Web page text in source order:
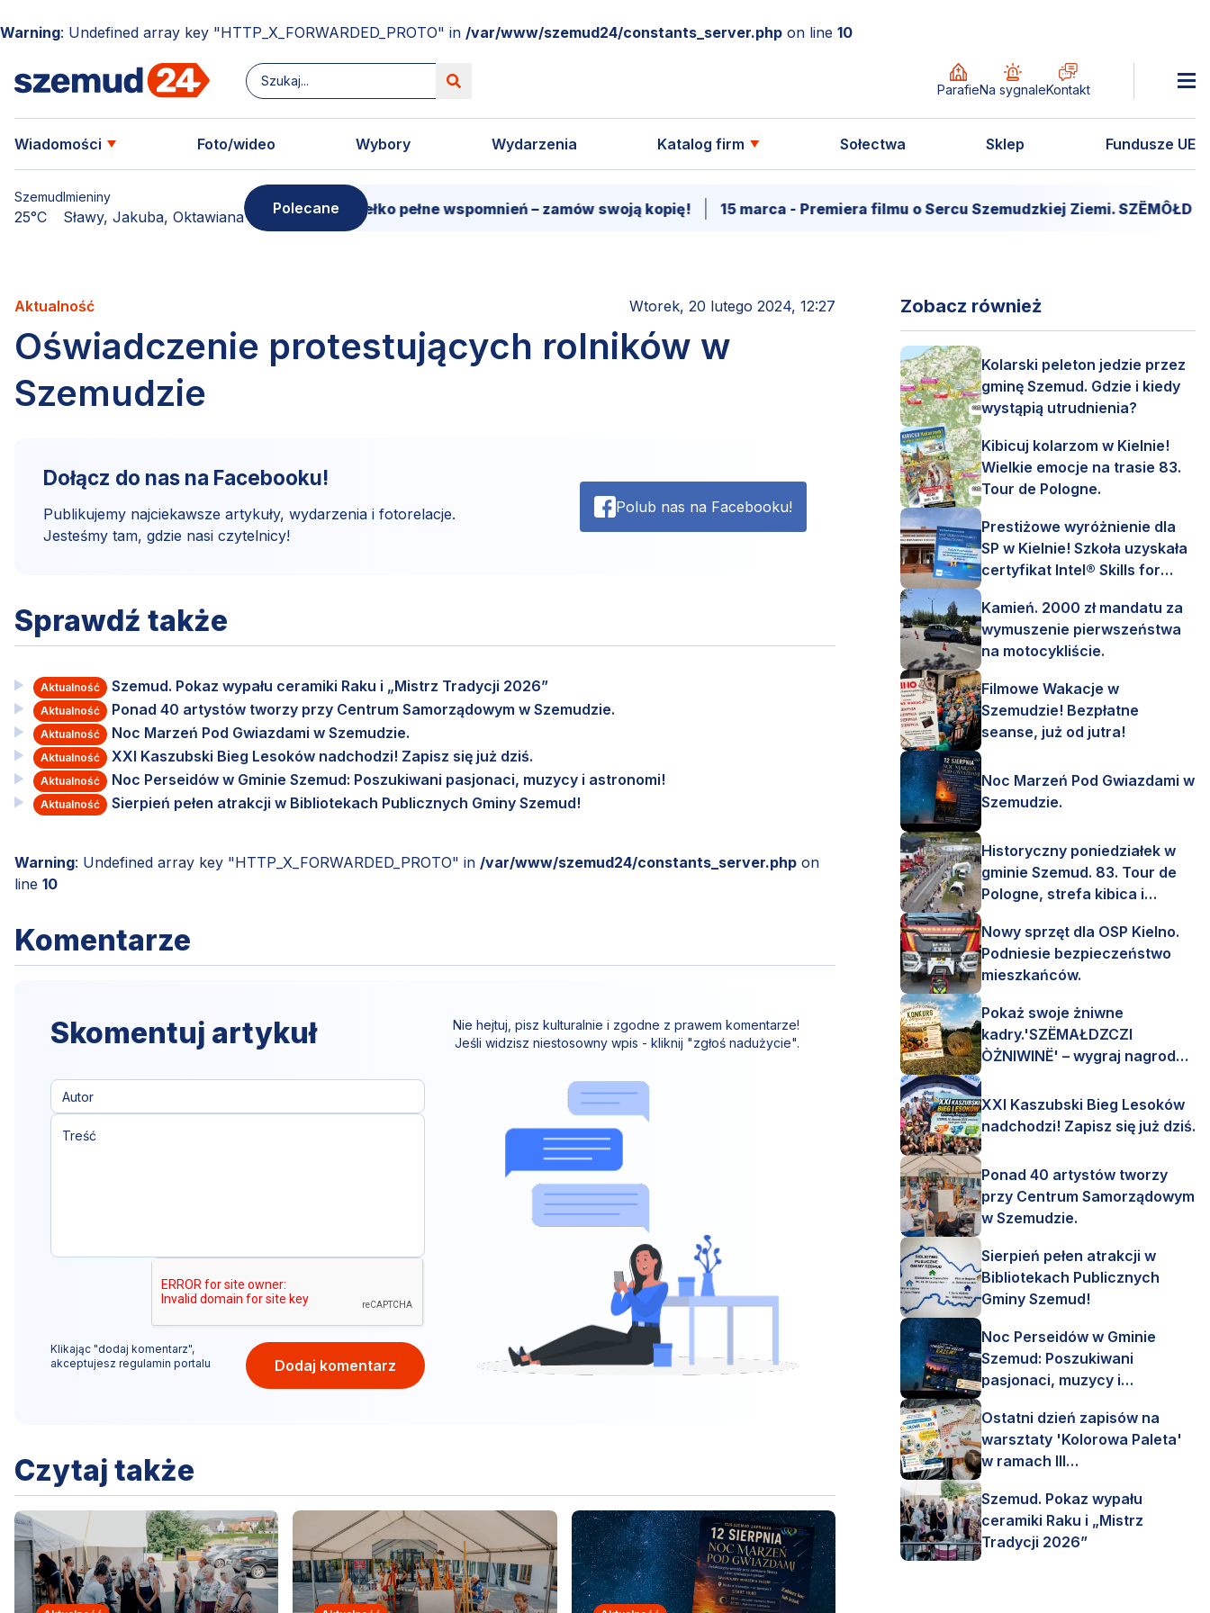
Warning: Undefined array key "HTTP_X_FORWARDED_PROTO" in /var/www/szemud24/constants_server.php on line 10
ParafieNa sygnaleKontakt
Wiadomości Foto/wideo Wybory Wydarzenia Katalog firm Sołectwa Sklep Fundusze UE
Szemud
25°C
Imieniny
Sławy, Jakuba, Oktawiana Polecane
Donimierz i Szemud. Filmowe pudełko pełne wspomnień – zamów swoją kopię! 15 marca - Premiera filmu o Sercu Szemudzkiej Ziemi. SZËMÔŁD –
Aktualność Wtorek, 20 lutego 2024, 12:27
Oświadczenie protestujących rolników w
Szemudzie
Dołącz do nas na Facebooku!
Publikujemy najciekawsze artykuły, wydarzenia i fotorelacje.
Jesteśmy tam, gdzie nasi czytelnicy!
Polub nas na Facebooku!
Sprawdź także
Aktualność Szemud. Pokaz wypału ceramiki Raku i „Mistrz Tradycji 2026”
Aktualność Ponad 40 artystów tworzy przy Centrum Samorządowym w Szemudzie.
Aktualność Noc Marzeń Pod Gwiazdami w Szemudzie.
Aktualność XXI Kaszubski Bieg Lesoków nadchodzi! Zapisz się już dziś.
Aktualność Noc Perseidów w Gminie Szemud: Poszukiwani pasjonaci, muzycy i astronomi!
Aktualność Sierpień pełen atrakcji w Bibliotekach Publicznych Gminy Szemud!
Warning: Undefined array key "HTTP_X_FORWARDED_PROTO" in /var/www/szemud24/constants_server.php on
line 10
Komentarze
Skomentuj artykuł
Klikając "dodaj komentarz",
akceptujesz regulamin portalu Dodaj komentarz
Nie hejtuj, pisz kulturalnie i zgodne z prawem komentarze!
Jeśli widzisz niestosowny wpis - kliknij "zgłoś nadużycie".
Czytaj także
Zobacz również
Kolarski peleton jedzie przez
gminę Szemud. Gdzie i kiedy
wystąpią utrudnienia?
Kibicuj kolarzom w Kielnie!
Wielkie emocje na trasie 83.
Tour de Pologne.
Prestiżowe wyróżnienie dla
SP w Kielnie! Szkoła uzyskała
certyfikat Intel® Skills for
Kamień. 2000 zł mandatu za
wymuszenie pierwszeństwa
na motocykliście.
Filmowe Wakacje w
Szemudzie! Bezpłatne
seanse, już od jutra!
Noc Marzeń Pod Gwiazdami w
Szemudzie.
Historyczny poniedziałek w
gminie Szemud. 83. Tour de
Pologne, strefa kibica i
Nowy sprzęt dla OSP Kielno.
Podniesie bezpieczeństwo
mieszkańców.
Pokaż swoje żniwne
kadry.'SZËMAŁDZCZI
ÒŻNIWINË' – wygraj nagrody
XXI Kaszubski Bieg Lesoków
nadchodzi! Zapisz się już dziś.
Ponad 40 artystów tworzy
przy Centrum Samorządowym
w Szemudzie.
Sierpień pełen atrakcji w
Bibliotekach Publicznych
Gminy Szemud!
Noc Perseidów w Gminie
Szemud: Poszukiwani
pasjonaci, muzycy i
Ostatni dzień zapisów na
warsztaty 'Kolorowa Paleta'
w ramach III
Artystycznego.
Szemud. Pokaz wypału
ceramiki Raku i „Mistrz
Tradycji 2026”